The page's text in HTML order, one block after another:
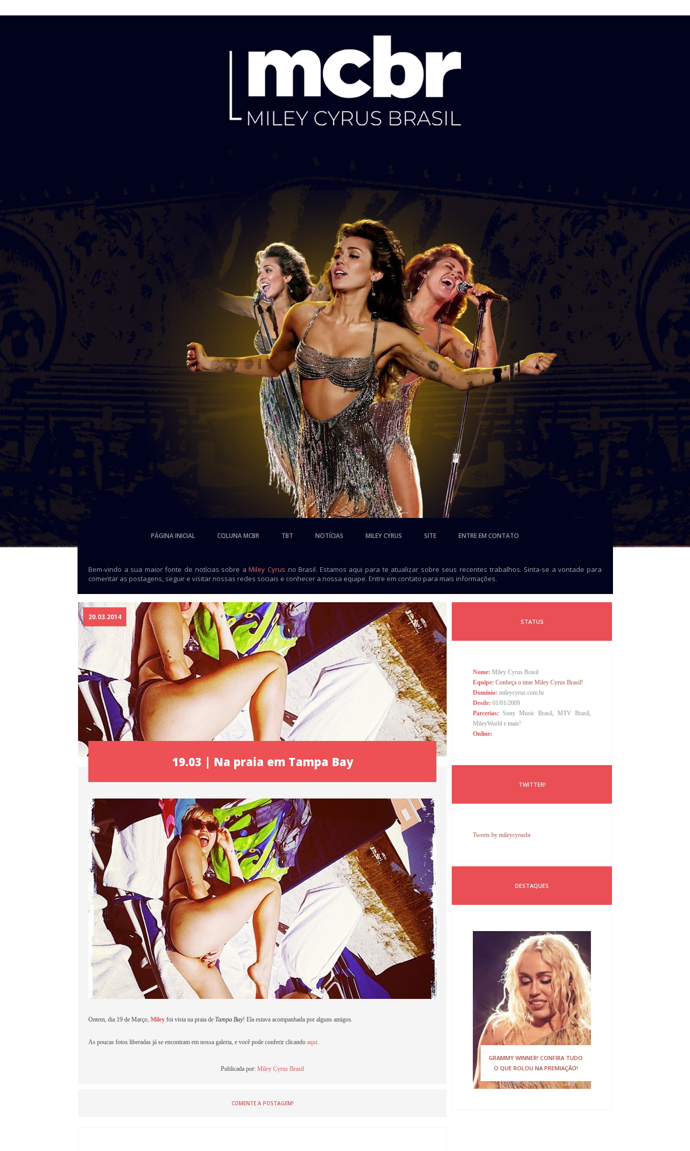
PÁGINA INICIAL COLUNA MCBR TBT NOTÍCIAS MILEY CYRUS SITE ENTRE EM CONTATO
Bem-vindo a sua maior fonte de notícias sobre aMiley Cyrus no Brasil. Estamos aqui para te atualizar sobre seus recentes trabalhos. Sinta-se a vontade para
comentar as postagens, seguir e visitar nossas redes sociais e conhecer a nossa equipe. Entre em contato para mais informações.
20.03.2014
19.03 | Na praia em Tampa Bay
Ontem, dia 19 de Março, Miley foi vista na praia de Tampa Bay! Ela estava acompanhada por alguns amigos.
As poucas fotos liberadas já se encontram em nossa galeria, e você pode conferir clicando aqui
Publicada por: Miley Cyrus Brasil
COMENTE A POSTAGEM!
STATUS
Nome: Miley Cyrus Brasil
Equipe: Conheça o time Miley Cyrus Brasil!
Domínio: mileycyrus.com.br
Desde: 01/01/2009
Parcerias: Sony Music Brasil, MTV Brasil,
MileyWorld e mais!
Online:
TWITTER!
Tweets by mileycyrusbr
DESTAQUES
GRAMMY WINNER! CONFIRA TUDO
O QUE ROLOU NA PREMIAÇÃO!